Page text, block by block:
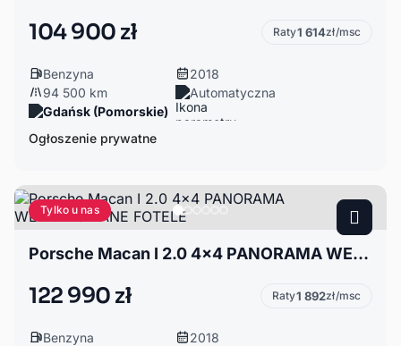
104 900 zł Raty1 614zł/msc
Benzyna
2018
94 500 km
Automatyczna
Gdańsk (Pomorskie)
Ogłoszenie prywatne
Tylko u nas
Porsche Macan I 2.0 4x4 PANORAMA WENTYLOWANE FOTELE
122 990 zł Raty1 892zł/msc
Benzyna
2018